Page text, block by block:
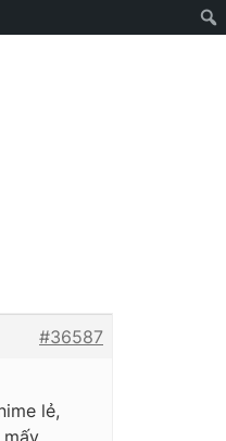
#36587
lẻ,